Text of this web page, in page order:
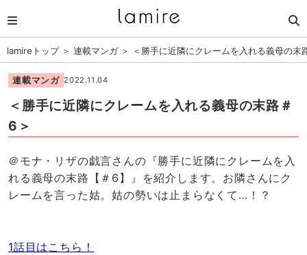
lamireトップ＞ 連載マンガ＞ ＜勝手に近隣にクレームを入れる義母の末
連載マンガ 2022.11.04
＜勝手に近隣にクレームを入れる義母の末路＃
6＞
＠モナ・リザの戯言さんの『勝手に近隣にクレームを入
れる義母の末路【＃6】』を紹介します。お隣さんにク
レームを言った姑。姑の勢いは止まらなくて…！？
1話目はこちら！